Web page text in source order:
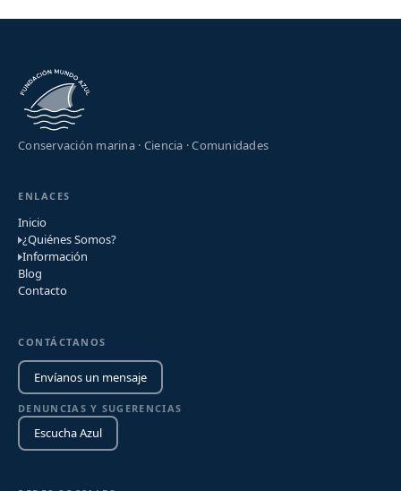
Conservación marina · Ciencia · Comunidades
ENLACES
Inicio
¿Quiénes Somos?
Información
Blog
Contacto
CONTÁCTANOS
Envíanos un mensaje
DENUNCIAS Y SUGERENCIAS
Escucha Azul